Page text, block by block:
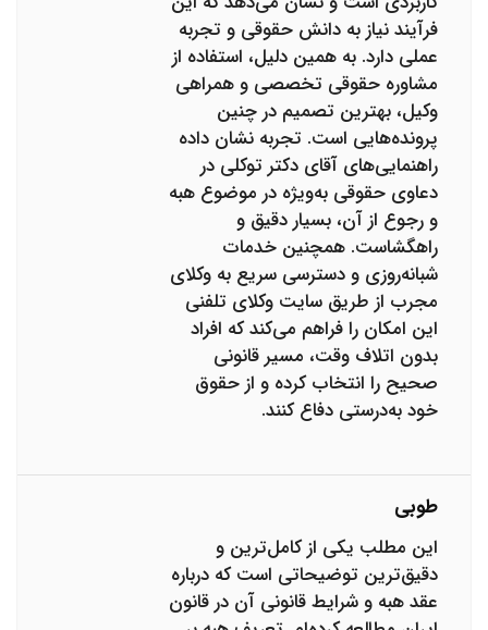
فرآیند نیاز به دانش حقوقی و تجربه
عملی دارد. به همین دلیل، استفاده از
مشاوره حقوقی تخصصی و همراهی
وکیل، بهترین تصمیم در چنین
پرونده‌هایی است. تجربه نشان داده
راهنمایی‌های آقای دکتر توکلی در
دعاوی حقوقی به‌ویژه در موضوع هبه
و رجوع از آن، بسیار دقیق و
راهگشاست. همچنین خدمات
شبانه‌روزی و دسترسی سریع به وکلای
مجرب از طریق سایت وکلای تلفنی
این امکان را فراهم می‌کند که افراد
بدون اتلاف وقت، مسیر قانونی
صحیح را انتخاب کرده و از حقوق
خود به‌درستی دفاع کنند.
طوبی
این مطلب یکی از کامل‌ترین و
دقیق‌ترین توضیحاتی است که درباره
عقد هبه و شرایط قانونی آن در قانون